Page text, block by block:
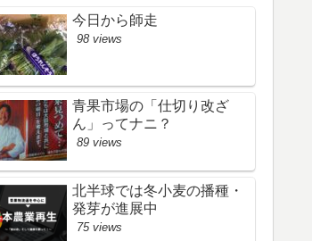
今日から師走
98 views
青果市場の「仕切り改ざ
ん」ってナニ？
89 views
北半球では冬小麦の播種・
発芽が進展中
75 views